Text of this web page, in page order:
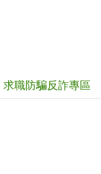
求職防騙反詐專區